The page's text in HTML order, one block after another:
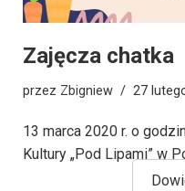
Zajęcza chatka
przez Zbigniew 27
13 marca 2020 r. o
Kultury „Pod Lipami” w